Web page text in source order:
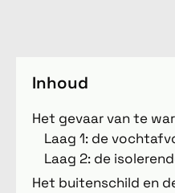
Inhoud
Het gevaar van te
Laag 1: de
Laag 2: de
Het buitenschild en